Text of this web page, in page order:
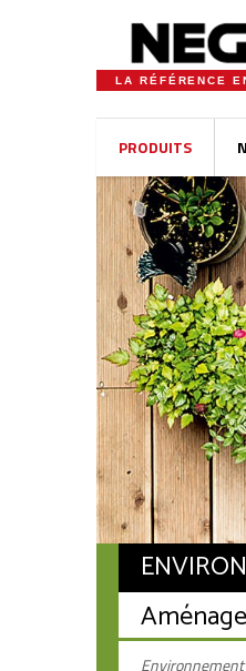
LA RÉFÉRENCE
PRODUITS
Environnement